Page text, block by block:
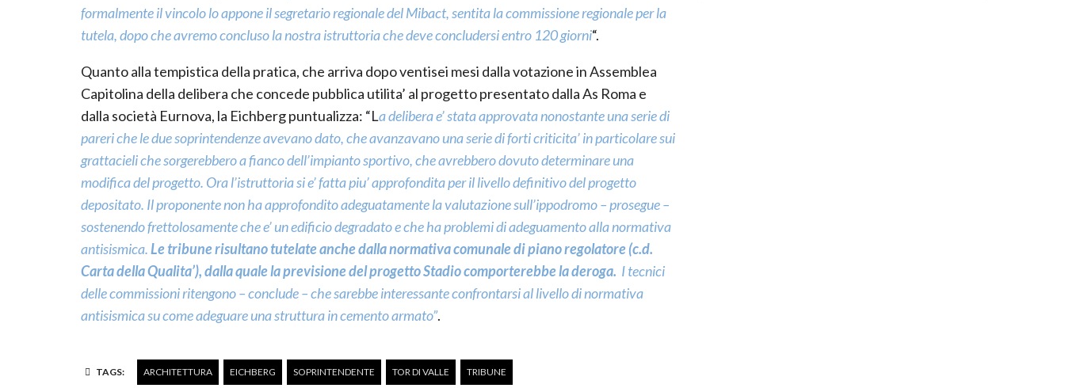
formalmente il vincolo lo appone il segretario regionale del Mibact, sentita la commissione regionale per la
tutela, dopo che avremo concluso la nostra istruttoria che deve concludersi entro 120 giorni“.
Quanto alla tempistica della pratica, che arriva dopo ventisei mesi dalla votazione in Assemblea
Capitolina della delibera che concede pubblica utilita’ al progetto presentato dalla As Roma e
dalla società Eurnova, la Eichberg puntualizza: “La delibera e’ stata approvata nonostante una serie di
pareri che le due soprintendenze avevano dato, che avanzavano una serie di forti criticita’ in particolare sui
grattacieli che sorgerebbero a fianco dell’impianto sportivo, che avrebbero dovuto determinare una
modifica del progetto. Ora l’istruttoria si e’ fatta piu’ approfondita per il livello definitivo del progetto
depositato. Il proponente non ha approfondito adeguatamente la valutazione sull’ippodromo – prosegue –
sostenendo frettolosamente che e’ un edificio degradato e che ha problemi di adeguamento alla normativa
antisismica.Le tribune risultano tutelate anche dalla normativa comunale di piano regolatore (c.d.
Carta della Qualita’), dalla quale la previsione del progetto Stadio comporterebbe la deroga. I tecnici
delle commissioni ritengono – conclude – che sarebbe interessante confrontarsi al livello di normativa
antisismica su come adeguare una struttura in cemento armato”.
TAGS: ARCHITETTURA EICHBERG SOPRINTENDENTE TOR DI VALLE TRIBUNE